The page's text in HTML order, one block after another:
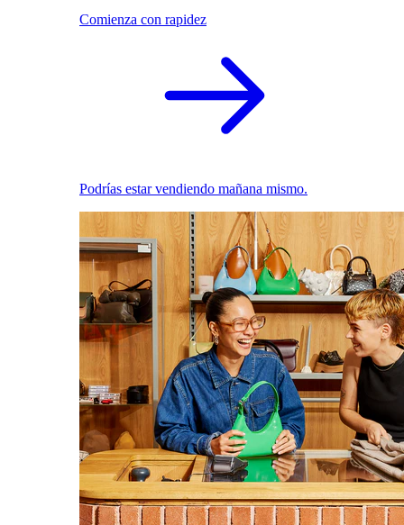
Comienza con rapidez
Podrías estar vendiendo mañana mismo.